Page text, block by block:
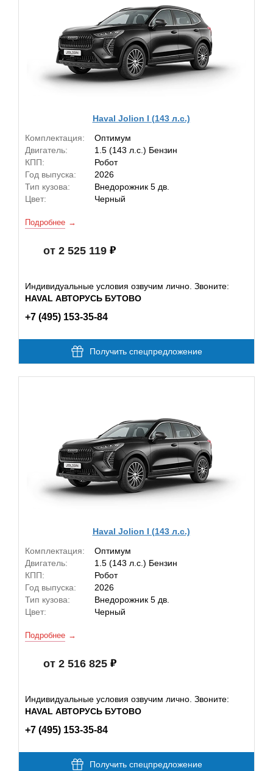
Haval Jolion I (143 л.с.)
Комплектация:
Оптимум
Двигатель:
1.5 (143 л.с.) Бензин
КПП:
Робот
Год выпуска:
2026
Тип кузова:
Внедорожник 5 дв.
Цвет:
Черный
Подробнее
от 2 525 119
Индивидуальные условия озвучим лично. Звоните:
HAVAL АВТОРУСЬ БУТОВО
+7 (495) 153-35-84
Получить спецпредложение
Haval Jolion I (143 л.с.)
Комплектация:
Оптимум
Двигатель:
1.5 (143 л.с.) Бензин
КПП:
Робот
Год выпуска:
2026
Тип кузова:
Внедорожник 5 дв.
Цвет:
Черный
Подробнее
от 2 516 825
Индивидуальные условия озвучим лично. Звоните:
HAVAL АВТОРУСЬ БУТОВО
+7 (495) 153-35-84
Получить спецпредложение